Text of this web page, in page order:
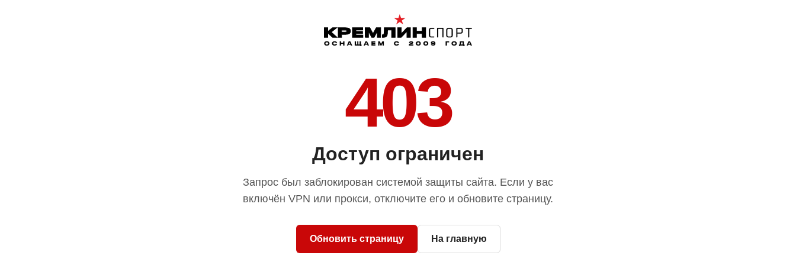
403
Доступ ограничен
Запрос был заблокирован системой защиты сайта. Если у вас
включён VPN или прокси, отключите его и обновите страницу.
Обновить страницу На главную